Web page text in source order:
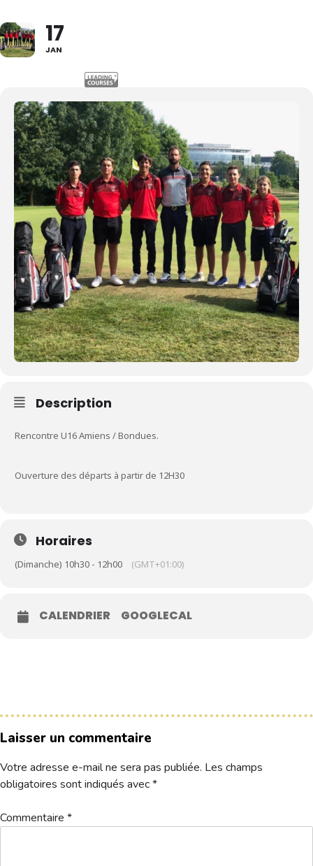
17
JAN
Description
Rencontre U16 Amiens / Bondues.
Ouverture des départs à partir de 12H30
Horaires
(Dimanche) 10h30 - 12h00 (GMT+01:00)
CALENDRIER GOOGLECAL
Laisser un commentaire
Votre adresse e-mail ne sera pas publiée. Les champs
obligatoires sont indiqués avec*
Commentaire *
Le Club Actualités
Les équipements
Le comité directeur
Le personnel Les séniors
Nos équipes Nos partenaires
Nos parcours
Les zones d’entraînement
Le calendrier sportif Nos tarifs
Venir jouer au golf d’Amiens
Découvrir le golf
Séminaire & restauration
Contacts
Conception graphiqueFlorian Martin| 2020
Nos parcours
École de Golf
Nos tarifs
Séminaire & restauration
Hébergement